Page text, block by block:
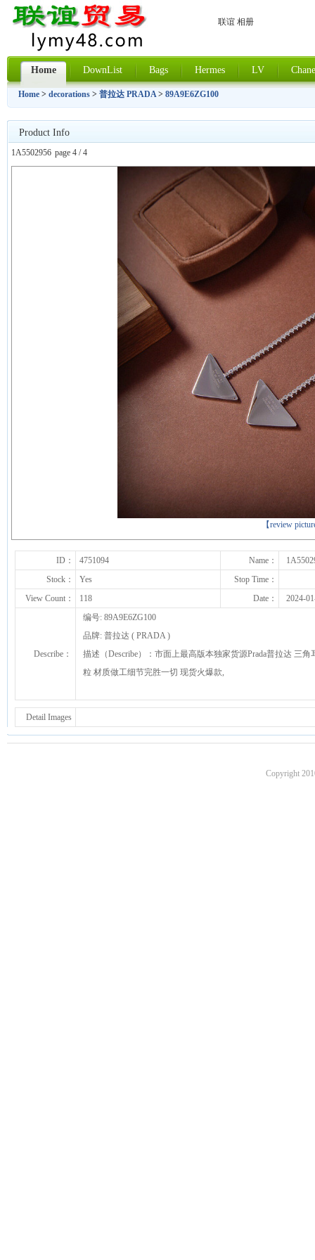
联谊 相册
Home DownList Bags Hermes LV
Home > decorations > 普拉达 PRADA> 89A9E6ZG100
Product Info
1A5502956 page 4 / 4
【review
ID： 4751094 Name：
Stock：
Yes
Stop Time：
View Count：
118 Date： 2024-
Describe：
编号: 89A9E6ZG100
品牌: 普拉达 ( PRADA )
描述（Describe）：市面上最高版本独家货源Prada普拉达 三
粒 材质做工细节完胜一切 现货火爆款,
Detail Images
Copyright